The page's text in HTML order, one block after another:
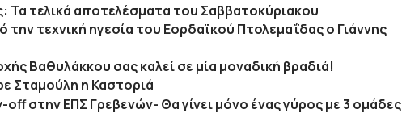
Τα τελικά αποτελέσματα του Σαββατοκύριακου
την τεχνική ηγεσία του Εορδαϊκού Πτολεμαΐδας ο Γιάννης
Βαθυλάκκου σας καλεί σε μία μοναδική βραδιά!
Σταμούλη η Καστοριά
στην ΕΠΣ Γρεβενών- Θα γίνει μόνο ένας γύρος με 3 ομάδες